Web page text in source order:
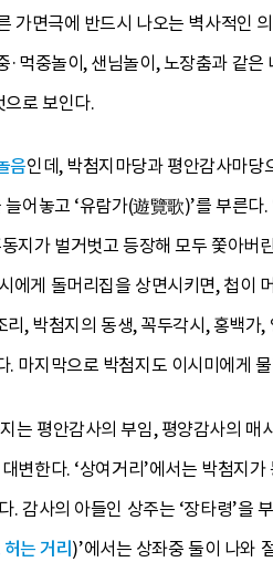
가면극에 반드시 나오는 벽사적인
·먹중놀이, 샌님놀이, 노장춤과 같은
으로 보인다.
음인데, 박첨지마당과 평안감사마당
어놓고 ‘유람가(遊覽歌)’를 부른
지가 벌거벗고 등장해 모두 쫓아버
에게 돌머리집을 상면시키면, 첩이
리, 박첨지의 동생, 꼭두각시, 홍백
마지막으로 박첨지도 이시미에게
는 평안감사의 부임, 평양감사의
변한다. ‘상여거리’에서는 박첨지
. 감사의 아들인 상주는 ‘장타령’
는 거리)’에서는 상좌중 둘이 나와